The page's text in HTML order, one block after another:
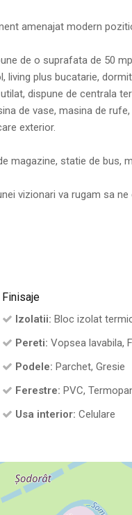
amenajat modern
de o suprafata de 50
plus bucatarie,
dispune de centrala
de vase, masina de
exterior.
magazine, statie de bus,
vizionari va rugam sa
Finisaje
Izolatii: Bloc izolat
Pereti: Vopsea lavabila,
Podele: Parchet, Gresie
Ferestre: PVC,
Usa interior: Celulare